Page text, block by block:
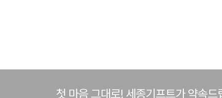
첫 마음 그대로! 세종기프트가 약속드